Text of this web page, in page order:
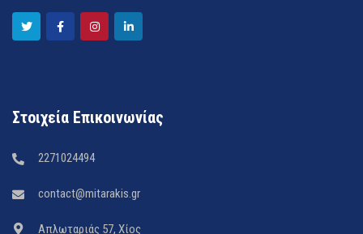
Στοιχεία Επικοινωνίας
2271024494
contact@mitarakis.gr
Απλωταριάς 57, Χίος